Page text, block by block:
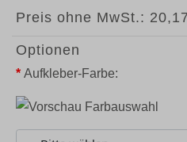
Preis ohne MwSt.:
Optionen
* Aufkleber-Farbe: